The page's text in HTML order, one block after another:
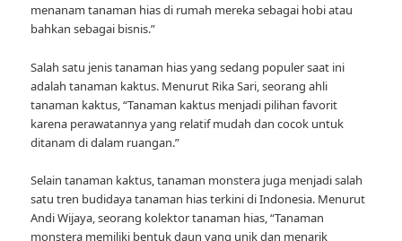
menanam tanaman hias di rumah mereka sebagai hobi atau
bahkan sebagai bisnis.”
Salah satu jenis tanaman hias yang sedang populer saat ini
adalah tanaman kaktus. Menurut Rika Sari, seorang ahli
tanaman kaktus, “Tanaman kaktus menjadi pilihan favorit
karena perawatannya yang relatif mudah dan cocok untuk
ditanam di dalam ruangan.”
Selain tanaman kaktus, tanaman monstera juga menjadi salah
satu tren budidaya tanaman hias terkini di Indonesia. Menurut
Andi Wijaya, seorang kolektor tanaman hias, “Tanaman
monstera memiliki bentuk daun yang unik dan menarik